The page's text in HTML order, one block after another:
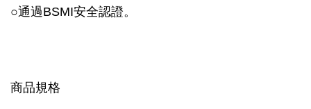
○通過BSMI安全認證。
商品規格